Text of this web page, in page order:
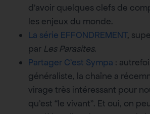
d’avoir quelques clefs de
les enjeux du monde.
La série EFFONDREMENT,
par Les Parasites.
Partager C’est Sympa :
généraliste, la chaîne a
virage très intéressant pour
qu’est “le vivant”. Et oui, on